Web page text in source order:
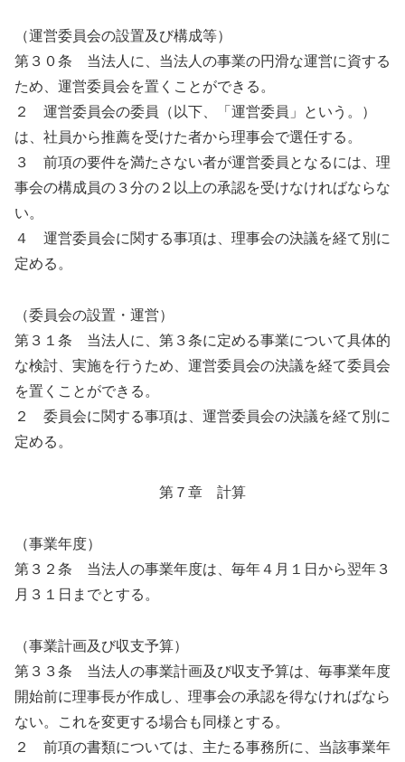
（運営委員会の設置及び構成等）
第３０条 当法人に、当法人の事業の円滑な運営に資する
ため、運営委員会を置くことができる。
２ 運営委員会の委員（以下、「運営委員」という。）
は、社員から推薦を受けた者から理事会で選任する。
３ 前項の要件を満たさない者が運営委員となるには、理
事会の構成員の３分の２以上の承認を受けなければならな
い。
４ 運営委員会に関する事項は、理事会の決議を経て別に
定める。
（委員会の設置・運営）
第３１条 当法人に、第３条に定める事業について具体的
な検討、実施を行うため、運営委員会の決議を経て委員会
を置くことができる。
２ 委員会に関する事項は、運営委員会の決議を経て別に
定める。
第７章 計算
（事業年度）
第３２条 当法人の事業年度は、毎年４月１日から翌年３
月３１日までとする。
（事業計画及び収支予算）
第３３条 当法人の事業計画及び収支予算は、毎事業年度
開始前に理事長が作成し、理事会の承認を得なければなら
ない。これを変更する場合も同様とする。
２ 前項の書類については、主たる事務所に、当該事業年